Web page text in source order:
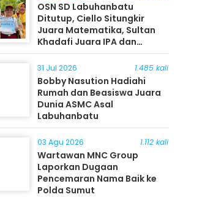
OSN SD Labuhanbatu
Ditutup, Ciello Situngkir
Juara Matematika, Sultan
Khadafi Juara IPA dan
Timothy Rangkuti Juara IPS
31 Jul 2026 1.485 kali
Bobby Nasution Hadiahi
Rumah dan Beasiswa Juara
Dunia ASMC Asal
Labuhanbatu
03 Agu 2026 1.112 kali
Wartawan MNC Group
Laporkan Dugaan
Pencemaran Nama Baik ke
Polda Sumut